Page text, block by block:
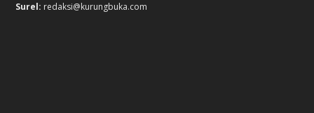
Surel: redaksi@kurungbuka.com